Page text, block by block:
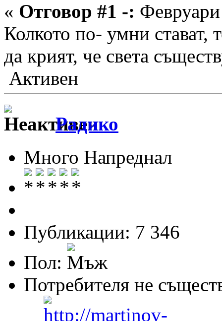
« Отговор #1 -:
Колкото по- умни стават,
да крият, че света
Активен
Радико
Много Напреднал
Публикации: 7 346
Пол:
Потребителя не